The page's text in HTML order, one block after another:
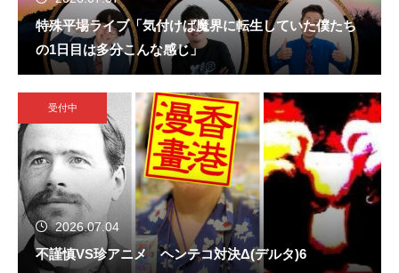
特殊平場ライブ「気付けば魔界に転生していた僕たち
の1日目は多分こんな感じ」
受付中
2026.07.04
不謹慎VS珍アニメ ヘンテコ対決Δ(デルタ)6